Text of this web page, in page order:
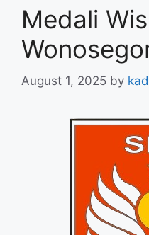
Medali
August 1, 2025 by